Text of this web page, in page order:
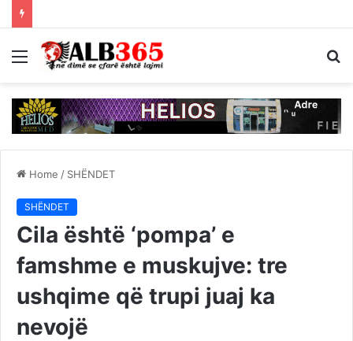
Menu
Home / SHËNDET
SHËNDET
Cila është ‘pompa’ e
famshme e muskujve: tre
ushqime që trupi juaj ka
nevojë